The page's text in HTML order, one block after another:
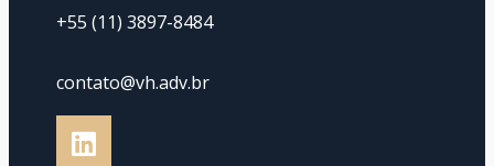
+55 (11) 3897-8484
contato@vh.adv.br